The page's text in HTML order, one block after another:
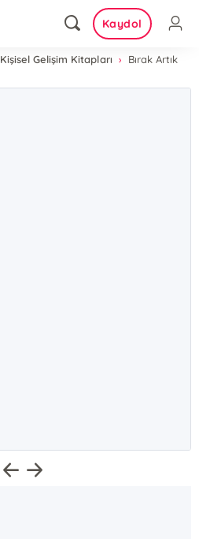
Kaydol
Kişisel Gelişim Kitapları Bırak Artık